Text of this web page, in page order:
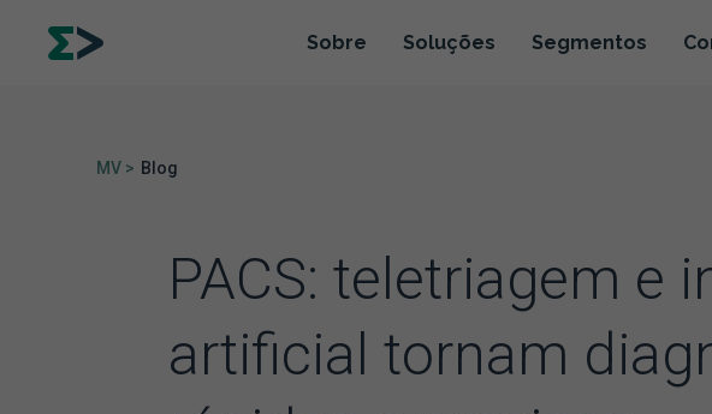
Sobre Soluções Segmentos
MV > Blog
PACS: teletriagem e
artificial tornam